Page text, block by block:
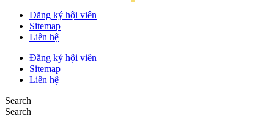
Đăng ký hội viên
Sitemap
Liên hệ
Đăng ký hội viên
Sitemap
Liên hệ
Search
Search